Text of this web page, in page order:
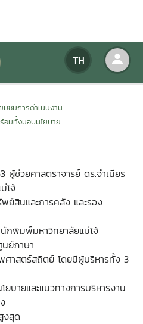
TH
มสำนักพิมพ์
อียดข่าวสาร
ชมการดำเนินงาน
มทั้งมอบนโยบาย
ผู้ช่วยศาสตราจารย์ ดร.จำเนียร
โจ้
ย์สินและการคลัง และรอง
นักพิมพ์มหาวิทยาลัยแม่โจ้
ย์ภาษา
ศาสตร์สถิตย์ โดยมีผู้บริหารทั้ง 3
บายและแนวทางการบริหารงาน
งสุด